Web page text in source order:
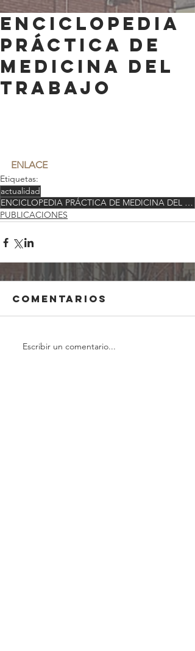
ENCICLOPEDIA
PRÁCTICA DE
MEDICINA DEL
TRABAJO
ENLACE
Etiquetas:
actualidad
ENCICLOPEDIA PRÁCTICA DE MEDICINA DEL TRABAJO
PUBLICACIONES
Comentarios
Escribir un comentario...